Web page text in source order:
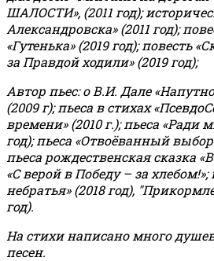
ШАЛОСТИ», (2011 год);
Александровска» (2011 год);
«Гутенька» (2019 год); повесть
за Правдой ходили» (2019 год);
Автор пьес: о В.И. Дале
(2009 г); пьеса в стихах
времени» (2010 г.); пьеса «Ради
год); пьеса «Отвоёванный выбор
пьеса рождественская сказка
«С верой в Победу – за хлебом!»;
небратья» (2018 год),
год).
На стихи написано много
песен.